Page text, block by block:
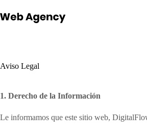
to
content
Aviso Legal
1. Derecho de la Información
Le informamos que este sitio web,